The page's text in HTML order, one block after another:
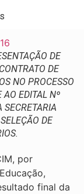
DE
DE
NO PROCESSO
AO EDITAL Nº
DE
por
final da